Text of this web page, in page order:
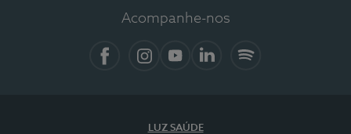
Acompanhe-nos
LUZ SAÚDE